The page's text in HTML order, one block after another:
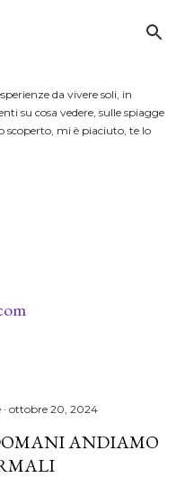
da vivere soli, in
su cosa vedere, sulle spiagge
scoperto, mi è piaciuto, te lo
ottobre 20, 2024
ANDIAMO